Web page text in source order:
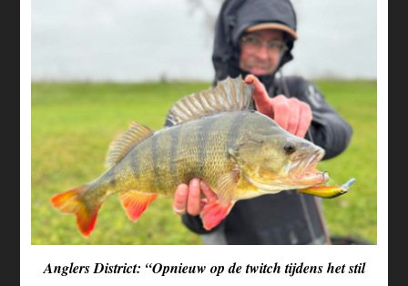
Anglers District: “Opnieuw op de twitch tijdens het stil